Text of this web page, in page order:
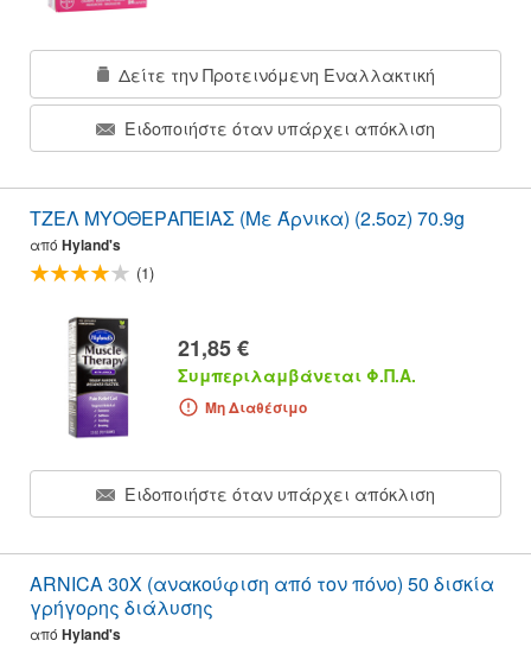
Δείτε την Προτεινόμενη Εναλλακτική
Ειδοποιήστε όταν υπάρχει απόκλιση
ΤΖΕΛ ΜΥΟΘΕΡΑΠΕΙΑΣ (Με Άρνικα) (2.5oz) 70.9g
από Hyland's
(1)
21,85 €
Συμπεριλαμβάνεται Φ.Π.Α.
Μη Διαθέσιμο
Ειδοποιήστε όταν υπάρχει απόκλιση
ARNICA 30X (ανακούφιση από τον πόνο) 50 δισκία
γρήγορης διάλυσης
από Hyland's